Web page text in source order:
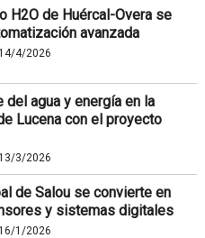
H2O de Huércal-Overa se
avanzada
14/4/2026
agua y energía en la
Lucena con el proyecto
13/3/2026
de Salou se convierte en
y sistemas digitales
16/1/2026